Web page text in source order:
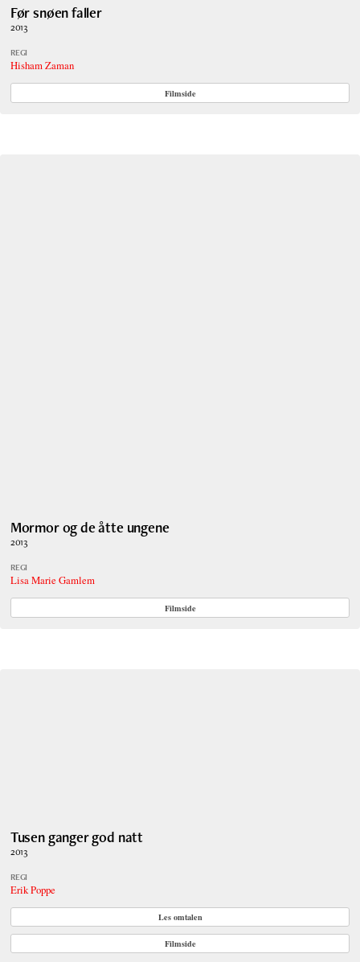
Før snøen faller
2013
REGI
Hisham Zaman
Filmside
Mormor og de åtte ungene
2013
REGI
Lisa Marie Gamlem
Filmside
Tusen ganger god natt
2013
REGI
Erik Poppe
Les omtalen
Filmside